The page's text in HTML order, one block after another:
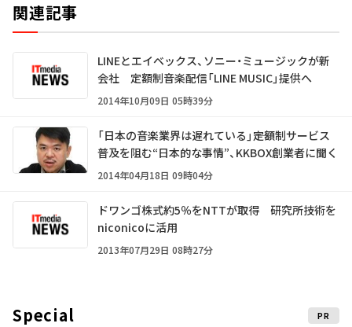
関連記事
LINEとエイベックス、ソニー・ミュージックが新
会社 定額制音楽配信「LINE MUSIC」提供へ
2014年10月09日 05時39分
「日本の音楽業界は遅れている」――定額制サービス
普及を阻む“日本的な事情”、KKBOX創業者に聞く
2014年04月18日 09時04分
ドワンゴ株式約5％をNTTが取得 研究所技術を
niconicoに活用
2013年07月29日 08時27分
Special PR